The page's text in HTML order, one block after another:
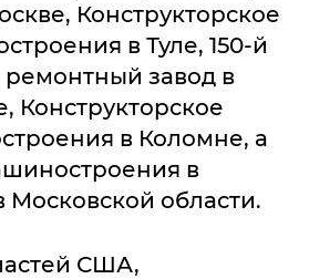
Конструкторское
в Туле, 150-й
завод в
Конструкторское
в Коломне, а
в
Московской области.
США,